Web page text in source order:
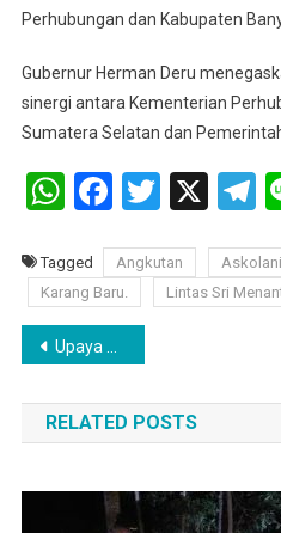
Perhubungan dan Kabupaten
Gubernur Herman Deru
sinergi antara Kementerian
Sumatera Selatan dan
WhatsApp
Facebook
Twitter
X
Tagged Angkutan Askolani
Karang Baru.
Lintas Sri
Navigasi
pos
Upaya Percepatan pembangunan jaringan telekomunikasi, Diskominfostaper Pali Lakukan Audiensi bersama PT. Telkom
RELATED POSTS